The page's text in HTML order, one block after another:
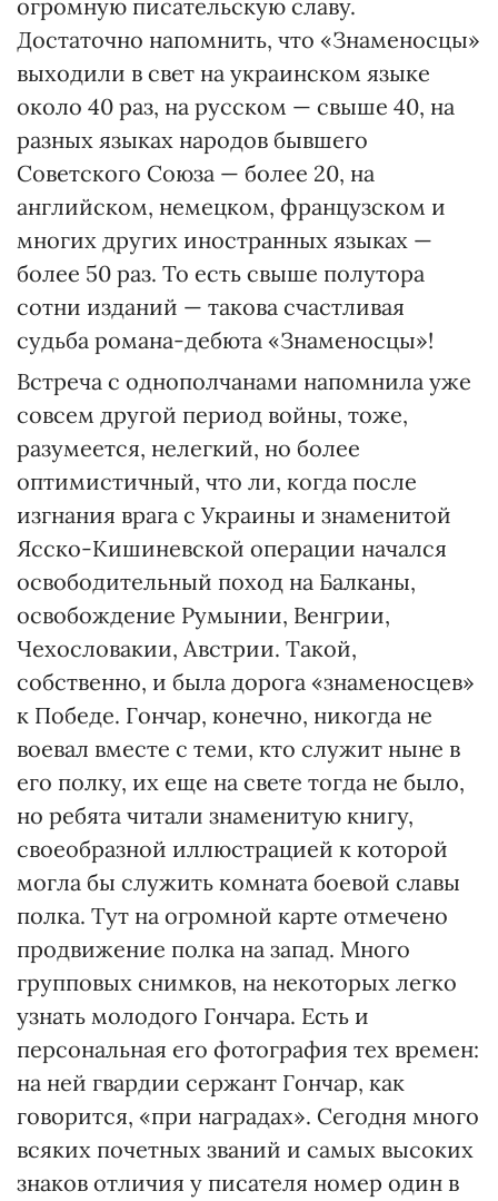
огромную писательскую славу.
Достаточно напомнить, что «Знаменосцы»
выходили в свет на украинском языке
около 40 раз, на русском — свыше 40, на
разных языках народов бывшего
Советского Союза — более 20, на
английском, немецком, французском и
многих других иностранных языках —
более 50 раз. То есть свыше полутора
сотни изданий — такова счастливая
судьба романа-дебюта «Знаменосцы»!
Встреча с однополчанами напомнила уже
совсем другой период войны, тоже,
разумеется, нелегкий, но более
оптимистичный, что ли, когда после
изгнания врага с Украины и знаменитой
Ясско-Кишиневской операции начался
освободительный поход на Балканы,
освобождение Румынии, Венгрии,
Чехословакии, Австрии. Такой,
собственно, и была дорога «знаменосцев»
к Победе. Гончар, конечно, никогда не
воевал вместе с теми, кто служит ныне в
его полку, их еще на свете тогда не было,
но ребята читали знаменитую книгу,
своеобразной иллюстрацией к которой
могла бы служить комната боевой славы
полка. Тут на огромной карте отмечено
продвижение полка на запад. Много
групповых снимков, на некоторых легко
узнать молодого Гончара. Есть и
персональная его фотография тех времен:
на ней гвардии сержант Гончар, как
говорится, «при наградах». Сегодня много
всяких почетных званий и самых высоких
знаков отличия у писателя номер один в